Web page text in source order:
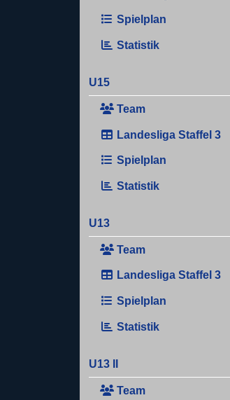
Spielplan
Statistik
U15
Team
Landesliga Staffel 3
Spielplan
Statistik
U13
Team
Landesliga Staffel 3
Spielplan
Statistik
U13 II
Team